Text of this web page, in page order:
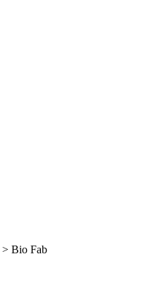
> Bio Fab